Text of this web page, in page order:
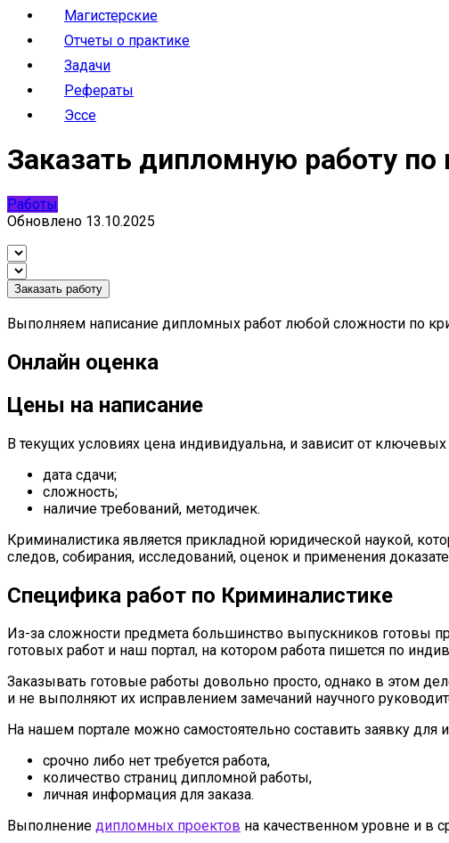
Магистерские
Отчеты о практике
Задачи
Рефераты
Эссе
Заказать дипломную работу по
Работы
Обновлено 13.10.2025
Заказать работу
Выполняем написание дипломных работ любой сложности по
Онлайн оценка
Цены на написание
В текущих условиях цена индивидуальна, и зависит от
дата сдачи;
сложность;
наличие требований, методичек.
Криминалистика является прикладной юридической наукой,
следов, собирания, исследований, оценок и применения
Специфика работ по Криминалистике
Из-за сложности предмета большинство выпускников готовы
готовых работ и наш портал, на котором работа пишется по
Заказывать готовые работы довольно просто, однако в этом
и не выполняют их исправлением замечаний научного
На нашем портале можно самостоятельно составить заявку для
срочно либо нет требуется работа,
количество страниц дипломной работы,
личная информация для заказа.
Выполнение дипломных проектов на качественном уровне и в